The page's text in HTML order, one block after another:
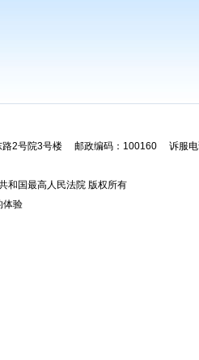
路2号院3号楼 邮政编码：100160 诉服
国最高人民法院 版权所有
体验